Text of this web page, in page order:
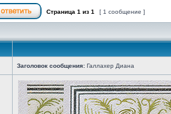
Страница 1 из 1 [ 1 сообщение ]
Заголовок сообщения: Галлахер Диана